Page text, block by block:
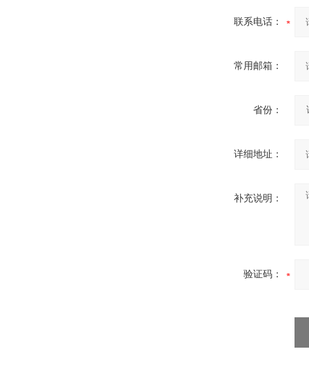
联系电话：
常用邮箱：
省份：
详细地址：
补充说明：
验证码：